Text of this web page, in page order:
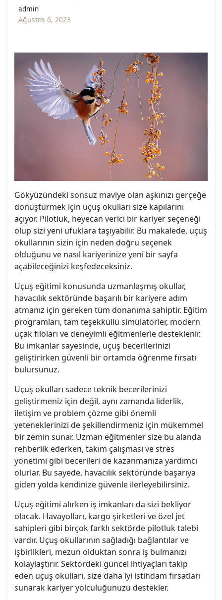
admin
Ağustos 6, 2023
Gökyüzündeki sonsuz maviye olan aşkınızı gerçeğe
dönüştürmek için uçuş okulları size kapılarını
açıyor. Pilotluk, heyecan verici bir kariyer seçeneği
olup sizi yeni ufuklara taşıyabilir. Bu makalede, uçuş
okullarının sizin için neden doğru seçenek
olduğunu ve nasıl kariyerinize yeni bir sayfa
açabileceğinizi keşfedeceksiniz.
Uçuş eğitimi konusunda uzmanlaşmış okullar,
havacılık sektöründe başarılı bir kariyere adım
atmanız için gereken tüm donanıma sahiptir. Eğitim
programları, tam teşekküllü simülatörler, modern
uçak filoları ve deneyimli eğitmenlerle desteklenir.
Bu imkanlar sayesinde, uçuş becerilerinizi
geliştirirken güvenli bir ortamda öğrenme fırsatı
bulursunuz.
Uçuş okulları sadece teknik becerilerinizi
geliştirmeniz için değil, aynı zamanda liderlik,
iletişim ve problem çözme gibi önemli
yeteneklerinizi de şekillendirmeniz için mükemmel
bir zemin sunar. Uzman eğitmenler size bu alanda
rehberlik ederken, takım çalışması ve stres
yönetimi gibi becerileri de kazanmanıza yardımcı
olurlar. Bu sayede, havacılık sektöründe başarıya
giden yolda kendinize güvenle ilerleyebilirsiniz.
Uçuş eğitimi alırken iş imkanları da sizi bekliyor
olacak. Havayolları, kargo şirketleri ve özel jet
sahipleri gibi birçok farklı sektörde pilotluk talebi
vardır. Uçuş okullarının sağladığı bağlantılar ve
işbirlikleri, mezun olduktan sonra iş bulmanızı
kolaylaştırır. Sektördeki güncel ihtiyaçları takip
eden uçuş okulları, size daha iyi istihdam fırsatları
sunarak kariyer yolculuğunuzu destekler.